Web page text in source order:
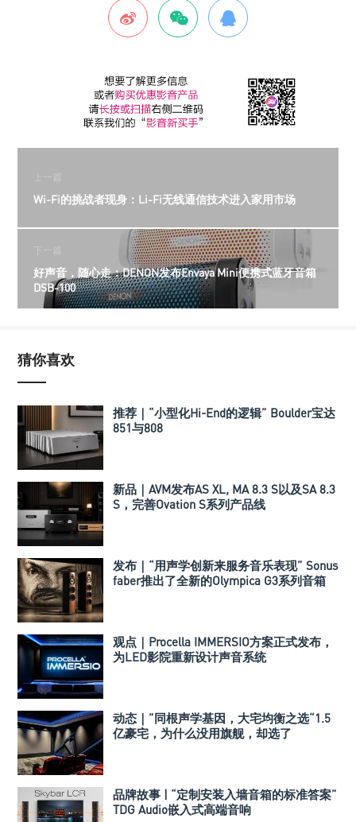
上一篇
Wi-Fi的挑战者现身：Li-Fi无线通信技术进入家用市场
下一篇
好声音，随心走：DENON发布Envaya Mini便携式蓝牙音箱
DSB-100
猜你喜欢
推荐｜“小型化Hi-End的逻辑” Boulder宝达
851与808
新品｜AVM发布AS XL, MA 8.3 S以及SA 8.3
S，完善Ovation S系列产品线
发布｜“用声学创新来服务音乐表现” Sonus
faber推出了全新的Olympica G3系列音箱
观点｜Procella IMMERSIO方案正式发布，
为LED影院重新设计声音系统
动态｜”同根声学基因，大宅均衡之选“1.5
亿豪宅，为什么没用旗舰，却选了
品牌故事 | “定制安装入墙音箱的标准答案”
TDG Audio嵌入式高端音响